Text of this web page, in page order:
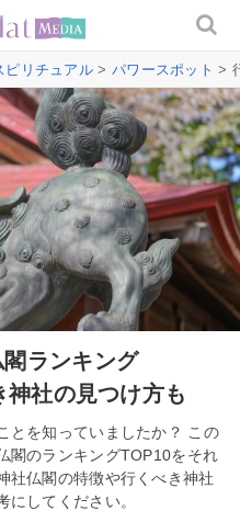
ピリチュアル > パワースポット >
ランキング
社の見つけ方も
とを知っていましたか？ この
閣のランキングTOP10をそれ
社仏閣の特徴や行くべき神社
してください。